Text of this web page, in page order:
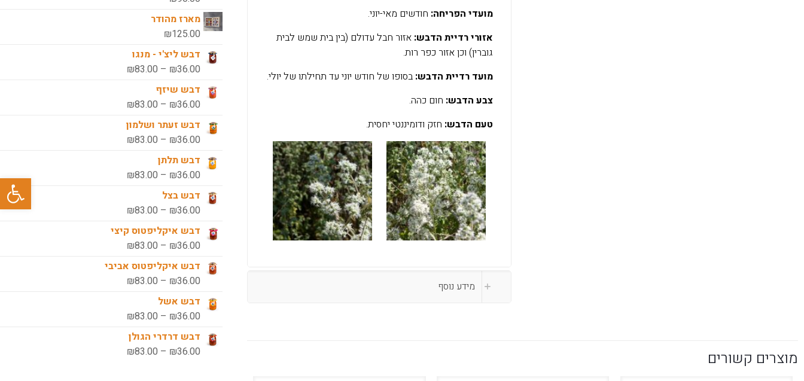
פתח
מועדי הפריחה: חודשים מאי-יוני.
אזורי רדיית הדבש: אזור חבל עדולם (בין בית שמש לבית
גוברין) וכן אזור כפר רות.
מועד רדיית הדבש: בסופו של חודש יוני עד תחילתו של יולי.
צבע הדבש: חום כהה.
טעם הדבש: חזק ודומיננטי יחסית.
מידע נוסף
מוצרים קשורים
מארז מהודר
₪125.00
דבש ליצ'י - מנגו
₪36.00
–
₪83.00 טווח
⁦₪83.00⁩
דבש שיזף
₪36.00
–
₪83.00 טווח
מחירים:דבש זעתר ושלמון
₪36.00
–
₪83.00 טווח
דבש תלתן
₪36.00
–
₪83.00 טווח
⁦₪83.00⁩
דבש בצל
₪36.00
–
₪83.00 טווח
מחירים:
⁦₪83.00⁩
דבש איקליפטוס קיצי
₪36.00
–
₪83.00 טווח
מחירים:
דבש איקליפטוס אביבי
₪36.00
–
₪83.00 טווח
דבש אשל
₪36.00
–
₪83.00 טווח
דבש דרדרי הגולן
₪36.00
–
₪83.00 טווח